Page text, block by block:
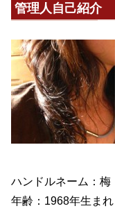
管理人自己紹介
ハンドルネーム：梅
年齢：1968年生まれ